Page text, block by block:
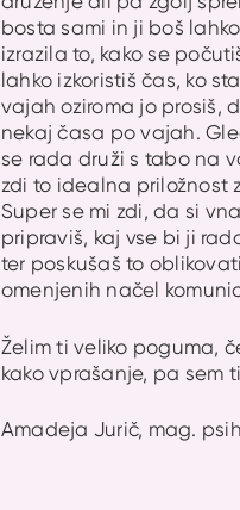
bosta sami in ji boš
izrazila to, kako se
lahko izkoristiš čas, ko
vajah oziroma jo prosiš,
nekaj časa po vajah.
se rada druži s tabo na
zdi to idealna priložnost
Super se mi zdi, da si
pripraviš, kaj vse bi ji
ter poskušaš to
omenjenih načel
Želim ti veliko poguma,
kako vprašanje, pa sem
Amadeja Jurič, mag.